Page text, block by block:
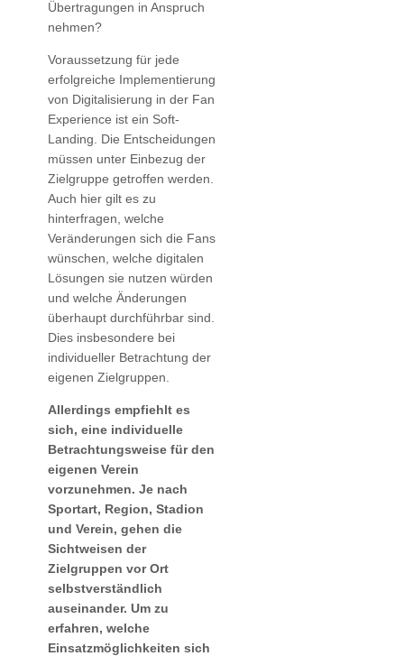
Übertragungen in Anspruch
nehmen?
Voraussetzung für jede
erfolgreiche Implementierung
von Digitalisierung in der Fan
Experience ist ein Soft-
Landing. Die Entscheidungen
müssen unter Einbezug der
Zielgruppe getroffen werden.
Auch hier gilt es zu
hinterfragen, welche
Veränderungen sich die Fans
wünschen, welche digitalen
Lösungen sie nutzen würden
und welche Änderungen
überhaupt durchführbar sind.
Dies insbesondere bei
individueller Betrachtung der
eigenen Zielgruppen.
Allerdings empfiehlt es
sich, eine individuelle
Betrachtungsweise für den
eigenen Verein
vorzunehmen. Je nach
Sportart, Region, Stadion
und Verein, gehen die
Sichtweisen der
Zielgruppen vor Ort
selbstverständlich
auseinander. Um zu
erfahren, welche
Einsatzmöglichkeiten sich